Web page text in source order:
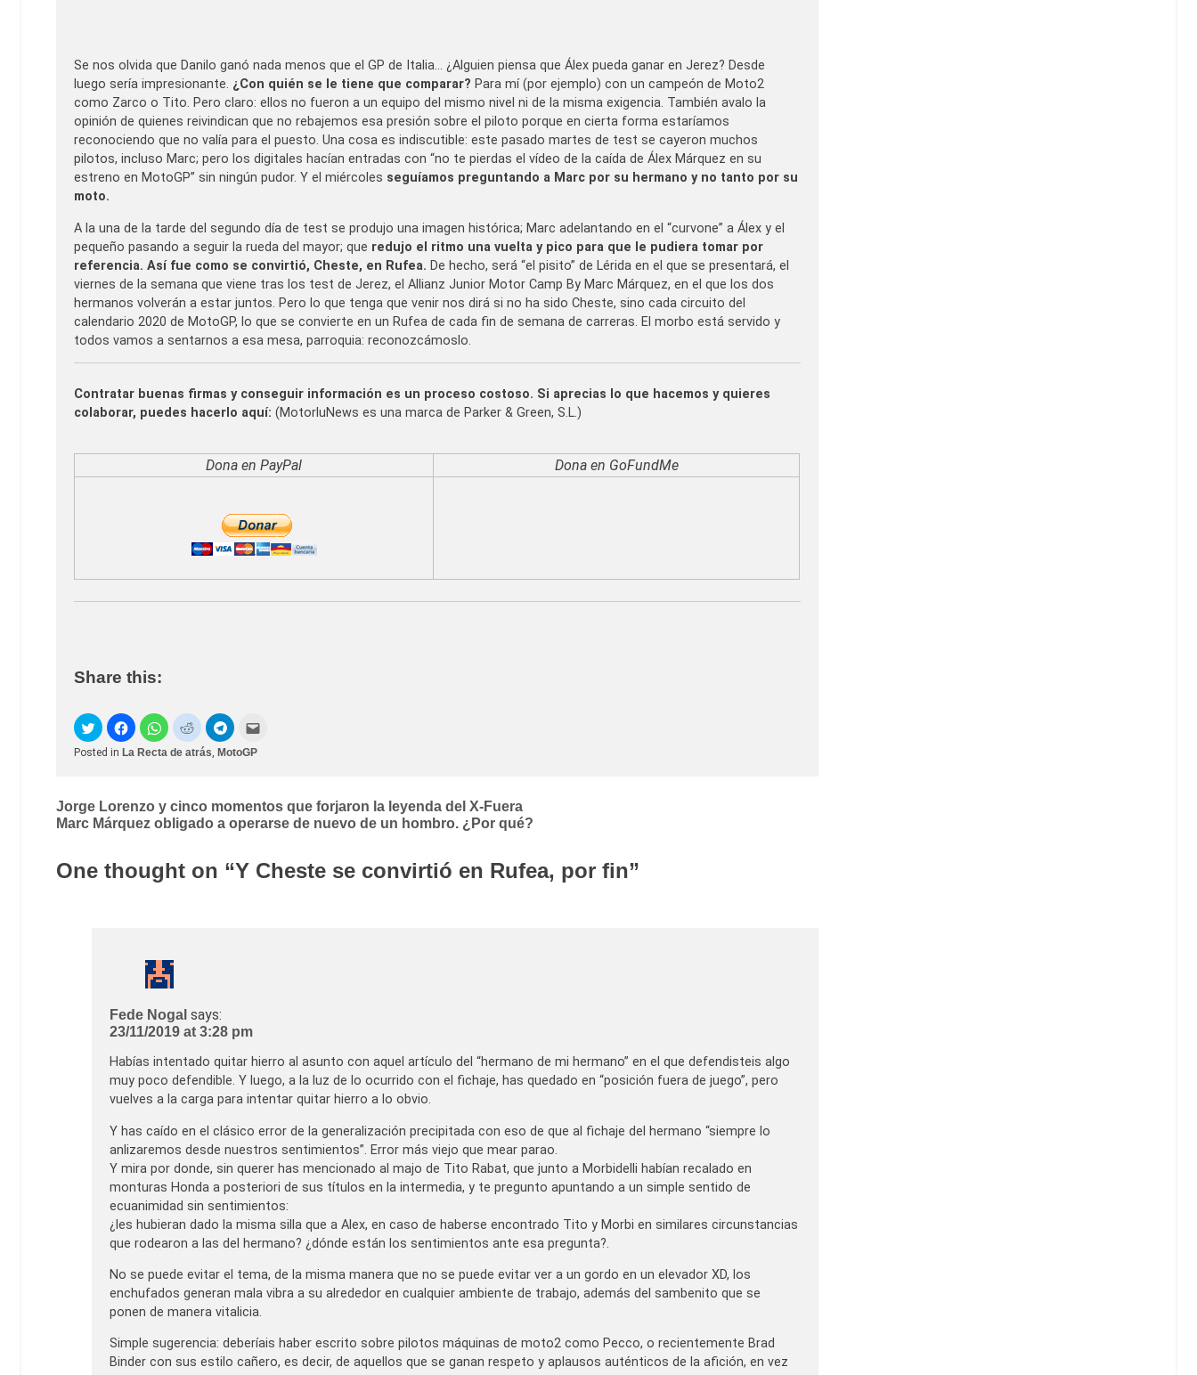
Se nos olvida que Danilo ganó nada menos que el GP de Italia… ¿Alguien piensa que Álex pueda ganar en Jerez? Desde
luego sería impresionante. ¿Con quién se le tiene que comparar? Para mí (por ejemplo) con un campeón de Moto2
como Zarco o Tito. Pero claro: ellos no fueron a un equipo del mismo nivel ni de la misma exigencia. También avalo la
opinión de quienes reivindican que no rebajemos esa presión sobre el piloto porque en cierta forma estaríamos
reconociendo que no valía para el puesto. Una cosa es indiscutible: este pasado martes de test se cayeron muchos
pilotos, incluso Marc; pero los digitales hacían entradas con “no te pierdas el vídeo de la caída de Álex Márquez en su
estreno en MotoGP” sin ningún pudor. Y el miércoles seguíamos preguntando a Marc por su hermano y no tanto por su
moto.
A la una de la tarde del segundo día de test se produjo una imagen histórica; Marc adelantando en el “curvone” a Álex y el
pequeño pasando a seguir la rueda del mayor; que redujo el ritmo una vuelta y pico para que le pudiera tomar por
referencia. Así fue como se convirtió, Cheste, en Rufea. De hecho, será “el pisito” de Lérida en el que se presentará, el
viernes de la semana que viene tras los test de Jerez, el Allianz Junior Motor Camp By Marc Márquez, en el que los dos
hermanos volverán a estar juntos. Pero lo que tenga que venir nos dirá si no ha sido Cheste, sino cada circuito del
calendario 2020 de MotoGP, lo que se convierte en un Rufea de cada fin de semana de carreras. El morbo está servido y
todos vamos a sentarnos a esa mesa, parroquia: reconozcámoslo.
Contratar buenas firmas y conseguir información es un proceso costoso. Si aprecias lo que hacemos y quieres
colaborar, puedes hacerlo aquí: (MotorluNews es una marca de Parker & Green, S.L.)
Dona en PayPal Dona en GoFundMe
Share this:
Posted in La Recta de atrás, MotoGP
Post
navigation
Jorge Lorenzo y cinco momentos que forjaron la leyenda del X-Fuera
Marc Márquez obligado a operarse de nuevo de un hombro. ¿Por qué?
One thought on “Y Cheste se convirtió en Rufea, por fin”
Fede Nogal says:
23/11/2019 at 3:28 pm
Habías intentado quitar hierro al asunto con aquel artículo del “hermano de mi hermano” en el que defendisteis algo
muy poco defendible. Y luego, a la luz de lo ocurrido con el fichaje, has quedado en “posición fuera de juego”, pero
vuelves a la carga para intentar quitar hierro a lo obvio.
Y has caído en el clásico error de la generalización precipitada con eso de que al fichaje del hermano “siempre lo
anlizaremos desde nuestros sentimientos”. Error más viejo que mear parao.
Y mira por donde, sin querer has mencionado al majo de Tito Rabat, que junto a Morbidelli habían recalado en
monturas Honda a posteriori de sus títulos en la intermedia, y te pregunto apuntando a un simple sentido de
ecuanimidad sin sentimientos:
¿les hubieran dado la misma silla que a Alex, en caso de haberse encontrado Tito y Morbi en similares circunstancias
que rodearon a las del hermano? ¿dónde están los sentimientos ante esa pregunta?.
No se puede evitar el tema, de la misma manera que no se puede evitar ver a un gordo en un elevador XD, los
enchufados generan mala vibra a su alrededor en cualquier ambiente de trabajo, además del sambenito que se
ponen de manera vitalicia.
Simple sugerencia: deberíais haber escrito sobre pilotos máquinas de moto2 como Pecco, o recientemente Brad
Binder con sus estilo cañero, es decir, de aquellos que se ganan respeto y aplausos auténticos de la afición, en vez